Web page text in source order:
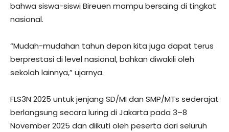
bahwa siswa-siswi Bireuen mampu bersaing di tingkat
nasional.
“Mudah-mudahan tahun depan kita juga dapat terus
berprestasi di level nasional, bahkan diwakili oleh
sekolah lainnya,” ujarnya.
FLS3N 2025 untuk jenjang SD/MI dan SMP/MTs sederajat
berlangsung secara luring di Jakarta pada 3–8
November 2025 dan diikuti oleh peserta dari seluruh